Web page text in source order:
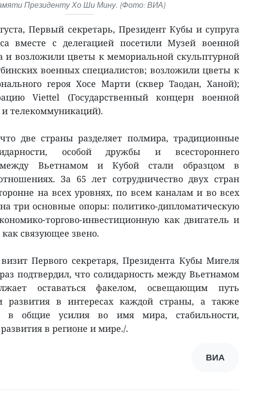
Президенту Хо Ши Мину. (Фото: ВИА)
Первый секретарь, Президент Кубы и супруга
вместе с делегацией посетили Музей военной
и возложили цветы к мемориальной скульптурной
военных специалистов; возложили цветы к
героя Хосе Марти (сквер Таодан, Ханой);
Viettel (Государственный концерн военной
телекоммуникаций).
две страны разделяет полмира, традиционные
особой дружбы и всестороннего
между Вьетнамом и Кубой стали образцом в
За 65 лет сотрудничество двух стран
на всех уровнях, по всем каналам и во всех
три основные опоры: политико-дипломатическую
торгово-инвестиционную как двигатель и
связующее звено.
Первого секретаря, Президента Кубы Мигеля
подтвердил, что солидарность между Вьетнамом
оставаться факелом, освещающим путь
развития в интересах каждой страны, а также
в общие усилия во имя мира, стабильности,
в регионе и мире./.
ВИА